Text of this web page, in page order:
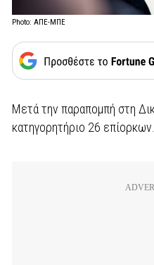
Photo: ΑΠΕ-ΜΠΕ
Μετά την παραπομπή στη
κατηγορητήριο 26 επίορκων.